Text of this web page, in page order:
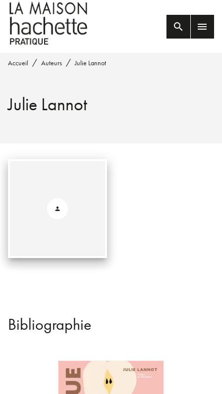
MENU RECHERCHE
PIED DE PAGE
search menu
Accueil / Auteurs / Julie Lannot
Julie Lannot
Bibliographie